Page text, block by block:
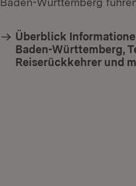
Überblick
Baden-Württemberg,
Reiserückkehrer und